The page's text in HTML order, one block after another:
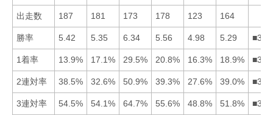
出走数 187 181 173 178 123 164
勝率 5.42 5.35 6.34 5.56 4.98 5.29
1着率 13.9% 17.1% 29.5% 20.8% 16.3% 18.9%
2連対率 38.5% 32.6% 50.9% 39.3% 27.6% 39.0%
3連対率 54.5% 54.1% 64.7% 55.6% 48.8% 51.8%